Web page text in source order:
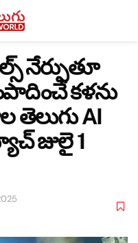
నేర్పుతూ
కళను
తెలుగు AI
జులై 1